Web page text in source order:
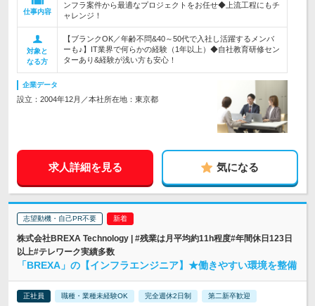
仕事内容
ンフラ案件から最適なプロジェクトをお任せ◆上流工程にもチ
ャレンジ！
対象と
なる方
【ブランクOK／年齢不問&40～50代で入社し活躍するメンバ
ーも♪】IT業界で何らかの経験（1年以上）◆自社教育研修セン
ターあり&経験が浅い方も安心！
企業データ
設立：2004年12月／本社所在地：東京都
求人詳細を見る 気になる
志望動機・自己PR不要
株式会社BREXA Technology | #残業は月平均約11h程度#年間休日123日
以上#テレワーク実績多数
「BREXA」の【インフラエンジニア】★働きやすい環境を整備
正社員 職種・業種未経験OK 完全週休2日制 第二新卒歓迎